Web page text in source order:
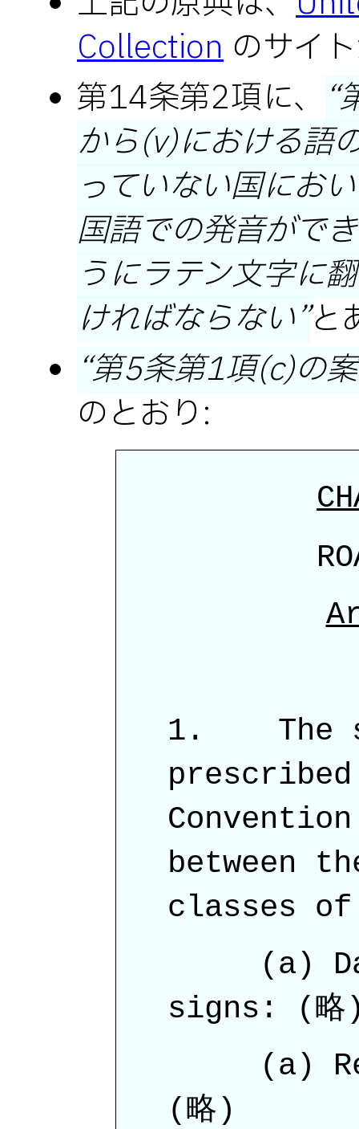
Collection のサイ
第14条第2項に、
から(v)における語
っていない国にお
国語での発音がで
うにラテン文字に
ければならない と
第5条第1項(c)の
のとおり:
1. The
between
classes
(a)
signs: (略
(a)
(略)